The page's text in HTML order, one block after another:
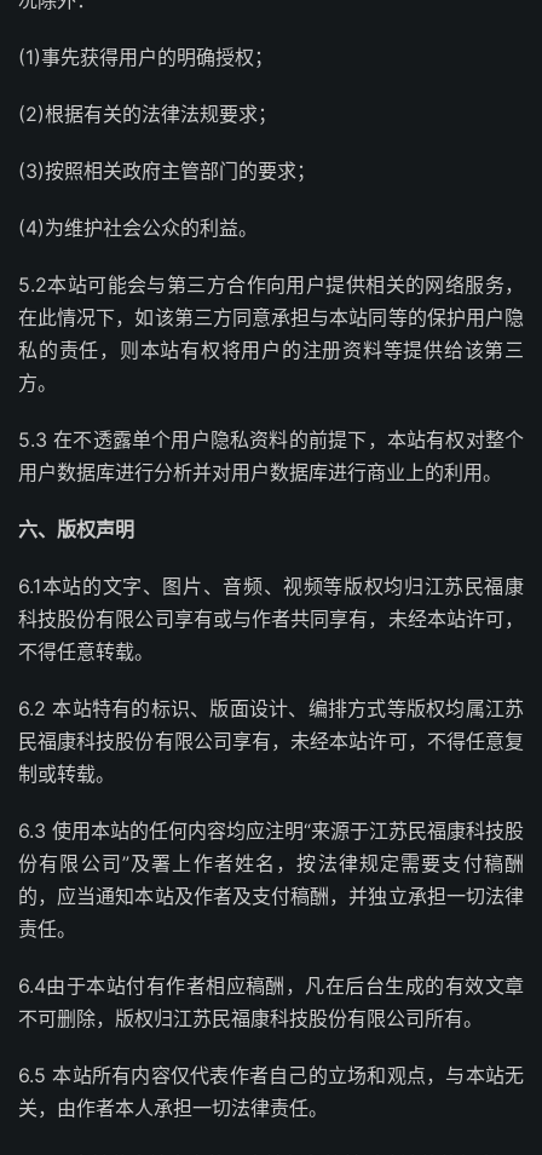
(1)事先获得用户的明确授权；
(2)根据有关的法律法规要求；
(3)按照相关政府主管部门的要求；
(4)为维护社会公众的利益。
5.2本站可能会与第三方合作向用户提供相关的网络服务，
在此情况下，如该第三方同意承担与本站同等的保护用户隐
私的责任，则本站有权将用户的注册资料等提供给该第三
方。
5.3 在不透露单个用户隐私资料的前提下，本站有权对整个
用户数据库进行分析并对用户数据库进行商业上的利用。
六、版权声明
6.1本站的文字、图片、音频、视频等版权均归江苏民福康
科技股份有限公司享有或与作者共同享有，未经本站许可，
不得任意转载。
6.2 本站特有的标识、版面设计、编排方式等版权均属江苏
民福康科技股份有限公司享有，未经本站许可，不得任意复
制或转载。
6.3 使用本站的任何内容均应注明“来源于江苏民福康科技股
份有限公司”及署上作者姓名，按法律规定需要支付稿酬
的，应当通知本站及作者及支付稿酬，并独立承担一切法律
责任。
6.4由于本站付有作者相应稿酬，凡在后台生成的有效文章
不可删除，版权归江苏民福康科技股份有限公司所有。
6.5 本站所有内容仅代表作者自己的立场和观点，与本站无
关，由作者本人承担一切法律责任。